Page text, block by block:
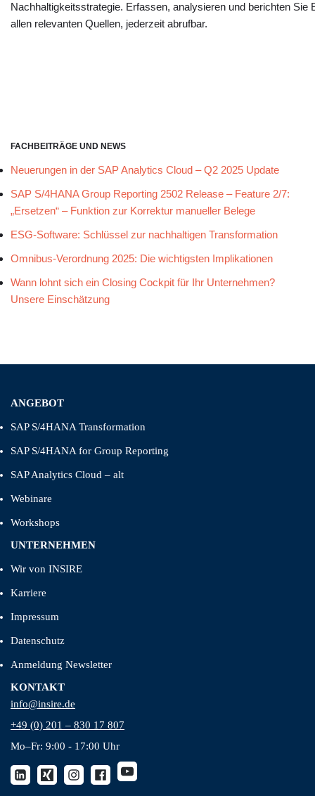
Nachhaltigkeitsstrategie. Erfassen, analysieren und berichten
allen relevanten Quellen, jederzeit abrufbar.
FACHBEITRÄGE UND NEWS
Neuerungen in der SAP Analytics Cloud – Q2 2025 Update
SAP S/4HANA Group Reporting 2502 Release – Feature 2/7:
„Ersetzen“ – Funktion zur Korrektur manueller Belege
ESG-Software: Schlüssel zur nachhaltigen Transformation
Omnibus-Verordnung 2025: Die wichtigsten Implikationen
Wann lohnt sich ein Closing Cockpit für Ihr Unternehmen?
Unsere Einschätzung
ANGEBOT
SAP S/4HANA Transformation
SAP S/4HANA for Group Reporting
SAP Analytics Cloud – alt
Webinare
Workshops
UNTERNEHMEN
Wir von INSIRE
Karriere
Impressum
Datenschutz
Anmeldung Newsletter
KONTAKT
info@insire.de
+49 (0) 201 – 830 17 807
Mo–Fr: 9:00 - 17:00 Uhr